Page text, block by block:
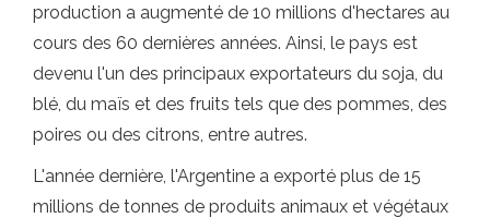
production a augmenté de 10 millions d'hectares au
cours des 60 dernières années. Ainsi, le pays est
devenu l'un des principaux exportateurs du soja, du
blé, du maïs et des fruits tels que des pommes, des
poires ou des citrons, entre autres.
L'année dernière, l'Argentine a exporté plus de 15
millions de tonnes de produits animaux et végétaux